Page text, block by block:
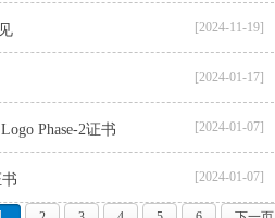
[2024-11-19]
[2024-01-17]
Phase-2证书 [2024-01-07]
[2024-01-07]